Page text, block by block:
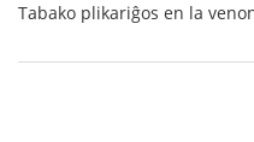
Tabako plikariĝos en la